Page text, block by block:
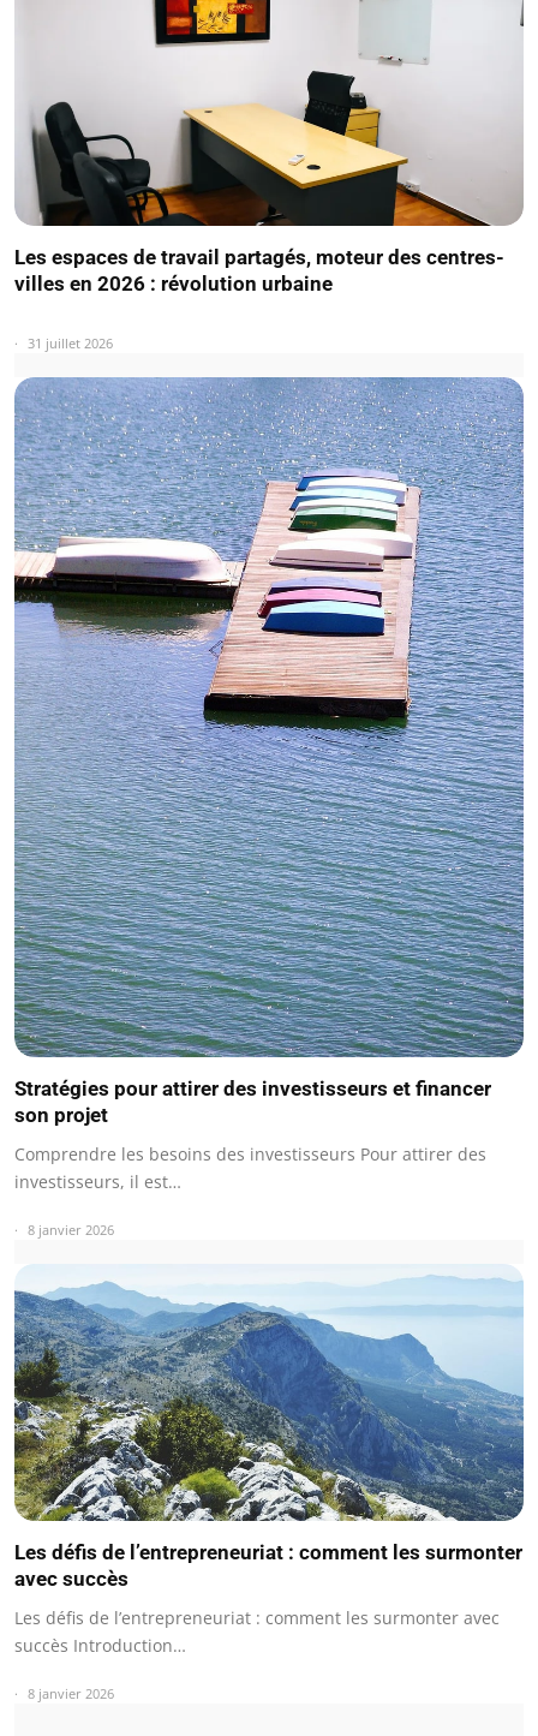
Les espaces de travail partagés, moteur des centres-
villes en 2026 : révolution urbaine
31 juillet 2026
Stratégies pour attirer des investisseurs et financer
son projet
Comprendre les besoins des investisseurs Pour attirer des
investisseurs, il est…
8 janvier 2026
Les défis de l’entrepreneuriat : comment les surmonter
avec succès
Les défis de l’entrepreneuriat : comment les surmonter avec
succès Introduction…
8 janvier 2026